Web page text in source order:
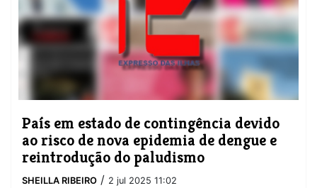
País em estado de contingência devido
ao risco de nova epidemia de dengue e
reintrodução do paludismo
SHEILLA RIBEIRO / 2 jul 2025 11:02